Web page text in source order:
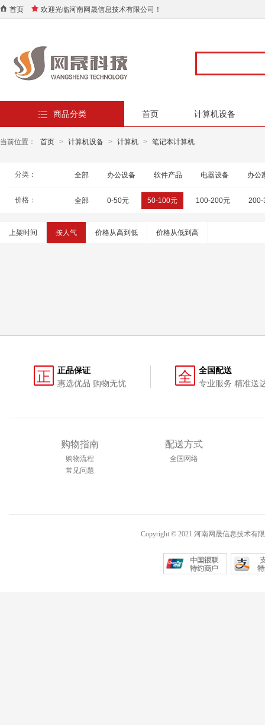
首页 欢迎光临河南网晟信息技术有限公司！
商品分类 首页 计算机设备
当前位置： 首页 > 计算机设备 > 计算机 > 笔记本计算机
分类： 全部 办公设备 软件产品 电器设备 办公
价格： 全部 0-50元 50-100元 100-200元 200-
上架时间 按人气 价格从高到低 价格从低到高
正
正品保证
惠选优品 购物无忧
全
全国配送
专业服务 精准送
购物指南
购物流程
常见问题
配送方式
全国网络
Copyright © 2021 河南网晟信息技术有